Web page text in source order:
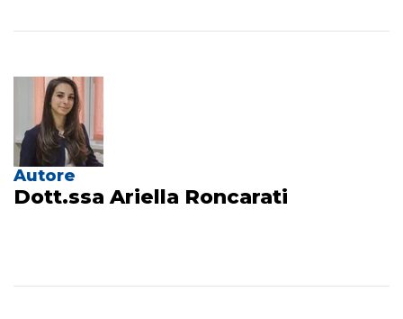
Autore
Dott.ssa Ariella Roncarati